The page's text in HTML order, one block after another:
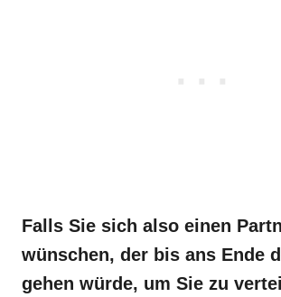
Falls Sie sich also einen
wünschen, der bis ans Ende
gehen würde, um Sie zu